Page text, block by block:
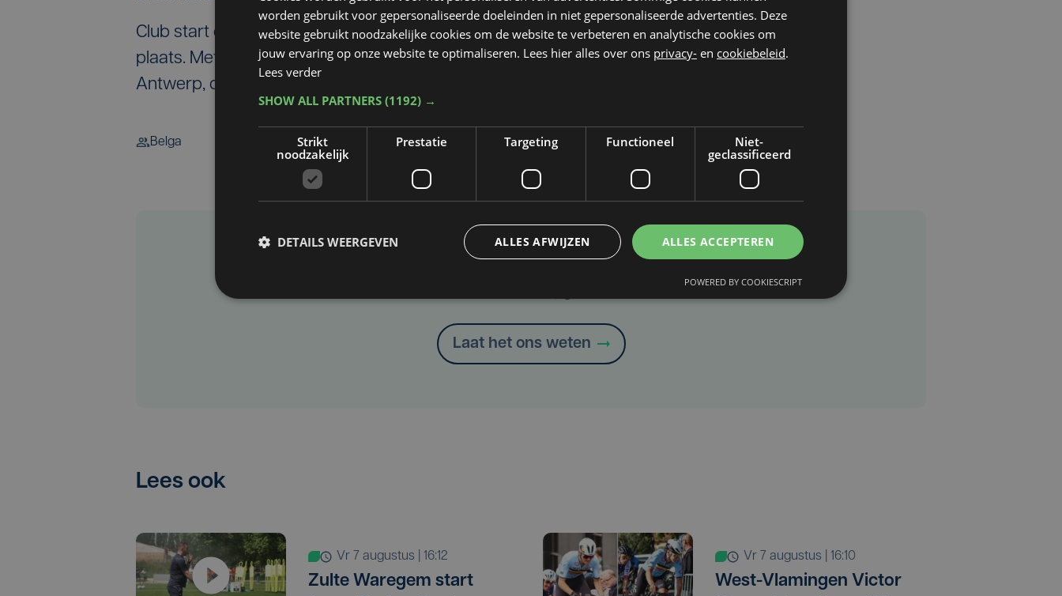
Club start dus met 0/6 aan de Play-Offs en lijkt nu al zeker van zijn vierde
plaats. Met nog twaalf punten te verdienen telt Club 9 punten achterstand op
Antwerp, dat vandaag speelt tegen leider Racing Genk.
Belga
Laat het ons weten
Lees ook
vr 7 augustus | 16:12
Zulte Waregem start
vr 7 augustus | 16:10
West-Vlamingen Victor
worden gebruikt voor gepersonaliseerde doeleinden in niet gepersonaliseerde advertenties. Deze
website gebruikt noodzakelijke cookies om de website te verbeteren en analytische cookies om
jouw ervaring op onze website te optimaliseren. Lees hier alles over ons privacy- en cookiebeleid.
Lees verder
SHOW ALL PARTNERS (1192) →
Strikt
noodzakelijk
Prestatie Targeting Functioneel
Niet-
geclassificeerd
ALLES ACCEPTEREN
ALLES AFWIJZEN
DETAILS WEERGEVEN
POWERED BY COOKIESCRIPT